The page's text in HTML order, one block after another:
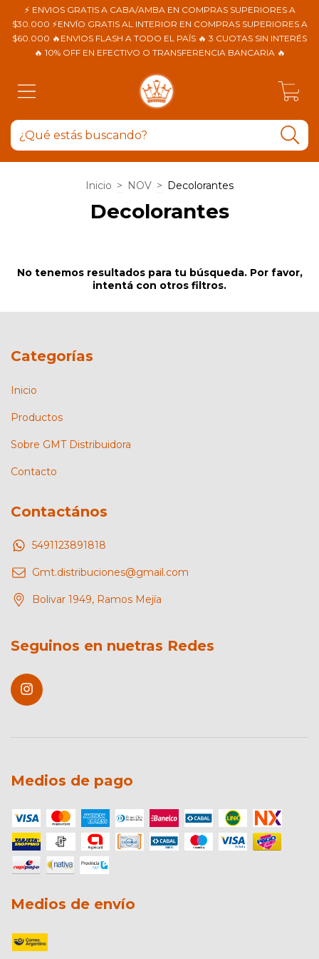
⚡ ENVIOS GRATIS A CABA/AMBA EN COMPRAS SUPERIORES A
$30.000 ⚡ENVÍO GRATIS AL INTERIOR EN COMPRAS SUPERIORES A
$60.000 🔥ENVIOS FLASH A TODO EL PAÍS 🔥 3 CUOTAS SIN INTERÉS
🔥 10% OFF EN EFECTIVO O TRANSFERENCIA BANCARIA 🔥
Inicio > NOV > Decolorantes
Decolorantes
No tenemos resultados para tu búsqueda. Por favor,
intentá con otros filtros.
Categorías
Inicio
Productos
Sobre GMT Distribuidora
Contacto
Contactános
5491123891818
Gmt.distribuciones@gmail.com
Bolivar 1949, Ramos Mejía
Seguinos en nuetras Redes
Medios de pago
Medios de envío